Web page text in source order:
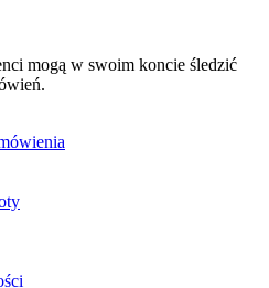
mogą w swoim koncie śledzić